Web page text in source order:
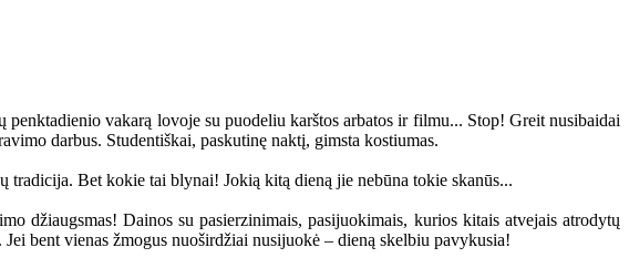
vakarą lovoje su puodeliu karštos arbatos ir filmu... Stop! Greit nusibaidai
darbus. Studentiškai, paskutinę naktį, gimsta kostiumas.
Bet kokie tai blynai! Jokią kitą dieną jie nebūna tokie skanūs...
džiaugsmas! Dainos su pasierzinimais, pasijuokimais, kurios kitais atvejais atrodytų
bent vienas žmogus nuoširdžiai nusijuokė – dieną skelbiu pavykusia!